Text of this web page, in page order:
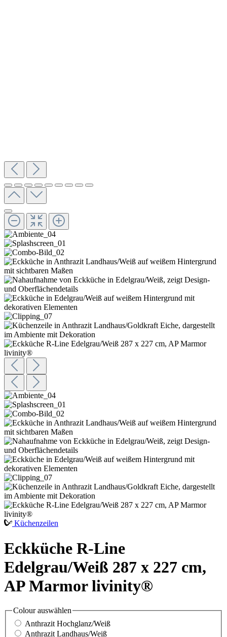
Küchenzeilen
Eckküche R-Line
Edelgrau/Weiß 287 x 227 cm,
AP Marmor livinity®
Colourauswählen
Anthrazit Hochglanz/Weiß
Anthrazit Landhaus/Weiß